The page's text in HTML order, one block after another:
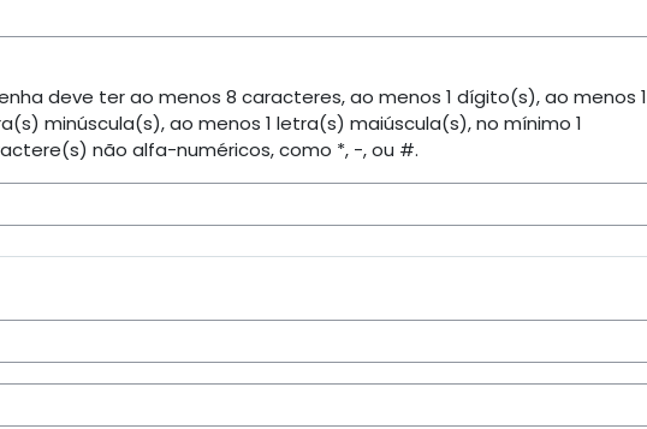
deve ter ao menos 8 caracteres, ao menos 1 dígito(s), ao menos 1
minúscula(s), ao menos 1 letra(s) maiúscula(s), no mínimo 1
não alfa-numéricos, como *, -, ou #.